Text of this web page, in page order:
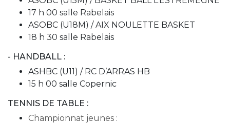
17 h 00 salle Rabelais
ASOBC (U18M) / AIX NOULETTE BASKET
18 h 30 salle Rabelais
- HANDBALL :
ASHBC (U11) / RC D’ARRAS HB
15 h 00 salle Copernic
TENNIS DE TABLE :
Championnat jeunes :